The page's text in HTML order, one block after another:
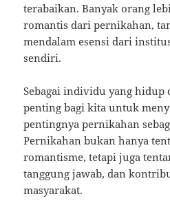
terabaikan. Banyak orang
romantis dari pernikahan,
mendalam esensi dari
sendiri.
Sebagai individu yang hidup
penting bagi kita untuk
pentingnya pernikahan
Pernikahan bukan hanya
romantisme, tetapi juga
tanggung jawab, dan
masyarakat.